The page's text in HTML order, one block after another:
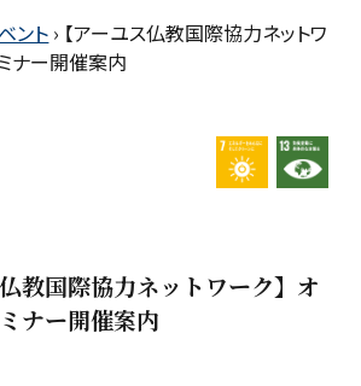
ント › 【アーユス仏教国際協力ネットワ
ナー開催案内
7.エネル
仏教国際協力ネットワーク】オ
ナー開催案内